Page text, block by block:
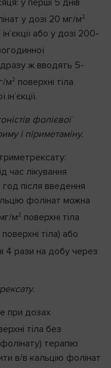
у перші 5 днів
у дозі 20 мг/м2
або у дозі 200-
ж вводять 5-
м2 поверхні тіла
фолієвої
і піриметаміну.
час лікування
після введення
фолінат можна
м2 поверхні тіла
поверхні тіла) або
4 рази на добу через
при дозах
тіла без
терапію
в/в кальцію фолінат